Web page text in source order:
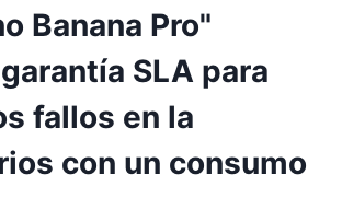
Banana Pro"
SLA para
fallos en la
con un consumo